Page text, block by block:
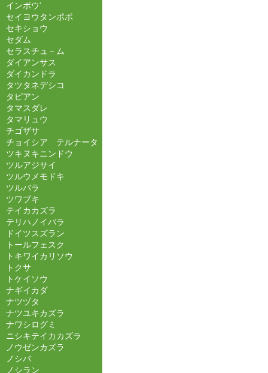
インボウ'
セイヨウタンポポ
セキショウ
セダム
セラスチュ－ム
ダイアンサス
ダイカンドラ
タツタネデシコ
タピアン
タマスダレ
タマリュウ
チゴザサ
チョイシア テルナータ
ツキヌキニンドウ
ツルアジサイ
ツルウメモドキ
ツルバラ
ツワブキ
テイカカズラ
テリハノイバラ
ドイツスズラン
トールフェスク
トキワイカリソウ
トクサ
トケイソウ
ナギイカダ
ナツヅタ
ナツユキカズラ
ナワシログミ
ニシキテイカカズラ
ノウゼンカズラ
ノシバ
ノシラン